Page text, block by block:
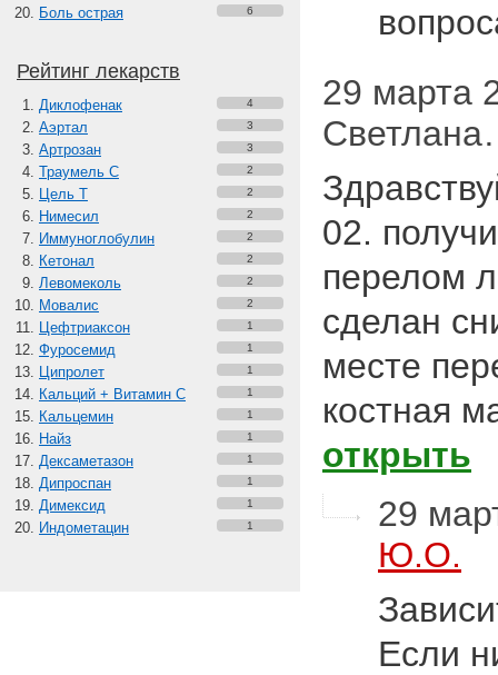
Боль острая 6
Рейтинг лекарств
Диклофенак 4
Аэртал 3
Артрозан 3
Траумель С 2
Цель Т 2
Нимесил 2
Иммуноглобулин 2
Кетонал 2
Левомеколь 2
Мовалис 2
Цефтриаксон 1
Фуросемид 1
Ципролет 1
Кальций + Витамин C 1
Кальцемин 1
Найз 1
Дексаметазон 1
Дипроспан 1
Димексид 1
Индометацин 1
29 марта
02.
перелом
сделан
месте
костная
открыть
29
Ю.О.
Если